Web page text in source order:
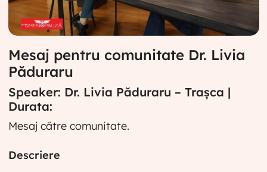
Mesaj pentru comunitate Dr. Livia
Păduraru
Speaker: Dr. Livia Păduraru – Trașca |
Durata:
Mesaj către comunitate.
Descriere